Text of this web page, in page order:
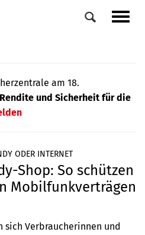
am 18.
und Sicherheit für die
Veranstaltungen
ODER INTERNET
Shop: So schützen
Mobilfunkverträgen
sich Verbraucherinnen und